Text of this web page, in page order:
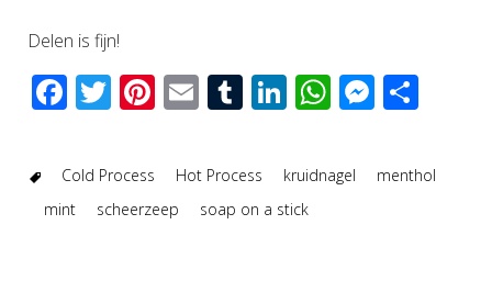
Delen is fijn!
Facebook
Twitter
Pinterest
EmailTumblr
LinkedIn
Cold Process Hot Process kruidnagel
menthol
mint
scheerzeep soap on a stick